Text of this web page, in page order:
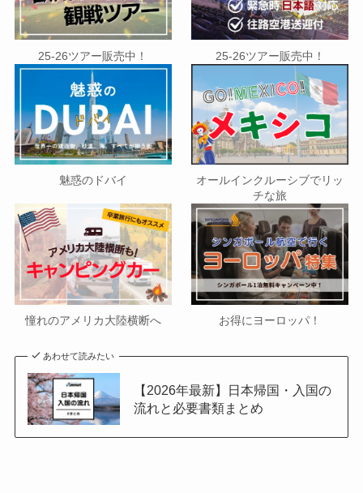
25-26ツアー販売中！ 25-26ツアー販売中！
魅惑のドバイ
オールインクルーシブでリッ
チな旅
憧れのアメリカ大陸横断へ お得にヨーロッパ！
あわせて読みたい
【2026年最新】日本帰国・入国の
流れと必要書類まとめ